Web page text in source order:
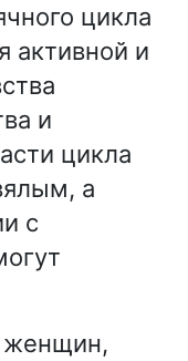
цикла
активной и
и
цикла
а
с
женщин,